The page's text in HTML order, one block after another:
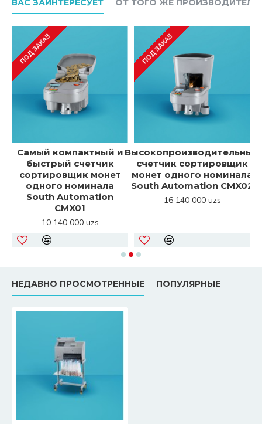
ВАС ЗАИНТЕРЕСУЕТ ОТ ТОГО ЖЕ ПРОИЗВОДИТЕЛЯ
ПОД ЗАКАЗ
Самый компактный и
быстрый счетчик
сортировщик монет
одного номинала
South Automation
CMX01
10 140 000 uzs
ПОД ЗАКАЗ
Высокопроизводительный
счетчик сортировщик
монет одного номинала
South Automation CMX02
16 140 000 uzs
НЕДАВНО ПРОСМОТРЕННЫЕ ПОПУЛЯРНЫЕ